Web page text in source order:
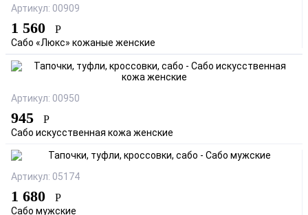
Артикул: 00909
1 560 Р
Сабо «Люкс» кожаные женские
Артикул: 00950
945 Р
Сабо искусственная кожа женские
Артикул: 05174
1 680 Р
Сабо мужские